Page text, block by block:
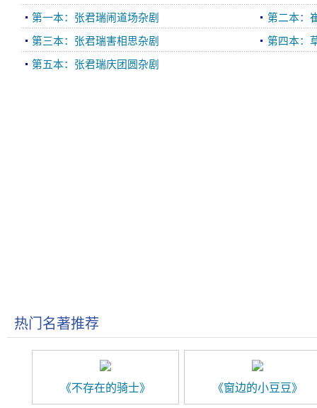
第一本：张君瑞闹道场杂剧 第二本：
第三本：张君瑞害相思杂剧 第四本：
第五本：张君瑞庆团圆杂剧
热门名著推荐
《不存在的骑士》 《窗边的小豆豆》